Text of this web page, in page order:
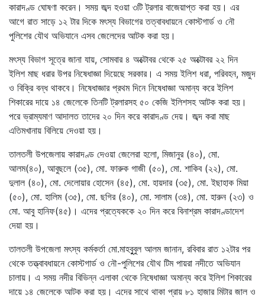
কারাদণ্ড ঘোষণা করেন। সময় জব্দ হওয়া ৩টি ট্রলার বাজেয়াপ্ত করা হয়। এর
আগে রাত সাড়ে ১২ টার দিকে মৎস্য বিভাগের তত্বাবধায়নে কোস্টগার্ড ও নৌ
পুলিশের যৌথ অভিযানে এসব জেলেদের আটক করা হয়।
মৎস্য বিভাগ সূত্রে জানা যায়, সোমবার ৪ অক্টোবর থেকে ২৫ অক্টোবর ২২ দিন
ইলিশ মাছ ধরার উপর নিষেধাজ্ঞা দিয়েছে সরকার। এ সময় ইলিশ ধরা, পরিবহন, মজুদ
ও বিক্রি বন্ধ থাকবে। নিষেধাজ্ঞার প্রথম দিনে নিষেধাজ্ঞা অমান্য করে ইলিশ
শিকারের দায়ে ১৪ জেলেকে তিনটি ট্রলারসহ ৫০ কেজি ইলিশসহ আটক করা হয়।
পরে ভ্রাম্যমাণ আদালত তাদের ২০ দিন করে কারাদণ্ড দেয়। জব্দ করা মাছ
এতিমখানায় বিলিয়ে দেওয়া হয়।
তালতলী উপজেলায় কারাদণ্ড দেওয়া জেলেরা হলো, মিজানুর (৪০), মো.
আলম(৪০), আবুছলে (৩৫), মো. ফারুক গাজী (৫০), মো. শাকিব (২২), মো.
দুলাল (৪০), মো. দেলোয়ার হোসেন (৪৫), মো. হায়দার (৩৫), মো. ইছাহাক মিয়া
(৫০), মো. হালিম (৩৫), মো. ছগির (৪০), মো. সালাম (৩৪), মো. হারুন (২৩) ও
মো. আবু হানিফ(৪৫)। এদের প্রত্যেককে ২০ দিন করে বিনাশ্রম কারাদণ্ডাদেশ
দেয়া হয়।
তালতলী উপজেলা মৎস্য কর্মকর্তা মো.মাহবুুবুল আলম জানান, রবিবার রাত ১২টার পর
থেকে তত্ত্বাবধায়নে কোস্টগার্ড ও নৌ-পুলিশের যৌথ টিম পায়রা নদীতে অভিযান
চালায়। এ সময় নদীর বিভিন্ন এলাকা থেকে নিষেধাজ্ঞা অমান্য করে ইলিশ শিকারের
দায়ে ১৪ জেলেকে আটক করা হয়। এদের সাথে থাকা প্রায় ৮১ হাজার মিটার জাল ও